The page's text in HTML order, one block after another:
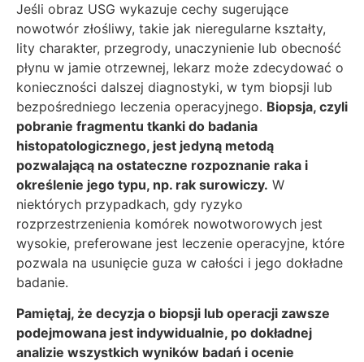
Jeśli obraz USG wykazuje cechy sugerujące
nowotwór złośliwy, takie jak nieregularne kształty,
lity charakter, przegrody, unaczynienie lub obecność
płynu w jamie otrzewnej, lekarz może zdecydować o
konieczności dalszej diagnostyki, w tym biopsji lub
bezpośredniego leczenia operacyjnego. Biopsja, czyli
pobranie fragmentu tkanki do badania
histopatologicznego, jest jedyną metodą
pozwalającą na ostateczne rozpoznanie raka i
określenie jego typu, np. rak surowiczy. W
niektórych przypadkach, gdy ryzyko
rozprzestrzenienia komórek nowotworowych jest
wysokie, preferowane jest leczenie operacyjne, które
pozwala na usunięcie guza w całości i jego dokładne
badanie.
Pamiętaj, że decyzja o biopsji lub operacji zawsze
podejmowana jest indywidualnie, po dokładnej
analizie wszystkich wyników badań i ocenie